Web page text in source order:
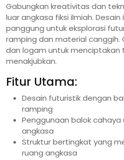
Gabungkan kreativitas dan
luar angkasa fiksi ilmiah. Desain
panggung untuk eksplorasi
ramping dan material canggih.
dan logam untuk menciptakan
menakjubkan.
Fitur Utama:
Desain futuristik dengan
ramping
Penggunaan balok
angkasa
Struktur bertingkat yang
ruang angkasa